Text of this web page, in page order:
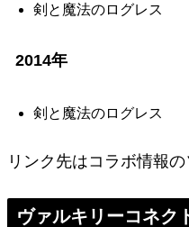
剣と魔法のログレス
2014年
剣と魔法のログレス
リンク先はコラボ情報の
ヴァルキリーコネク